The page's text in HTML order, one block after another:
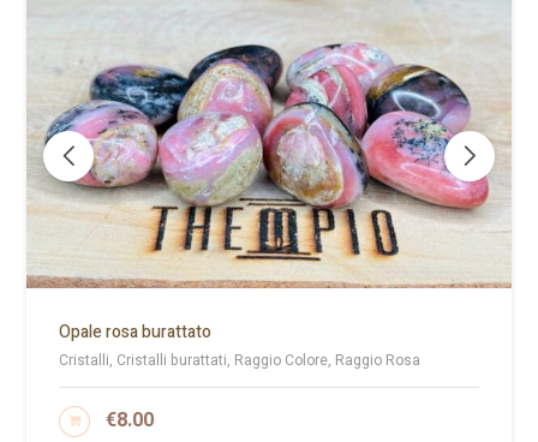
Opale rosa burattato
Cristalli, Cristalli burattati, Raggio Colore, Raggio Rosa
€8.00
AGGIUNGI AL CARRELLO